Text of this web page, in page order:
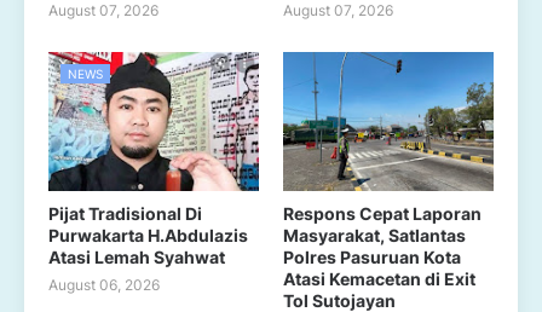
August 07, 2026 August 07, 2026
NEWS
Pijat Tradisional Di
Purwakarta H.Abdulazis
Atasi Lemah Syahwat
August 06, 2026
Respons Cepat Laporan
Masyarakat, Satlantas
Polres Pasuruan Kota
Atasi Kemacetan di Exit
Tol Sutojayan